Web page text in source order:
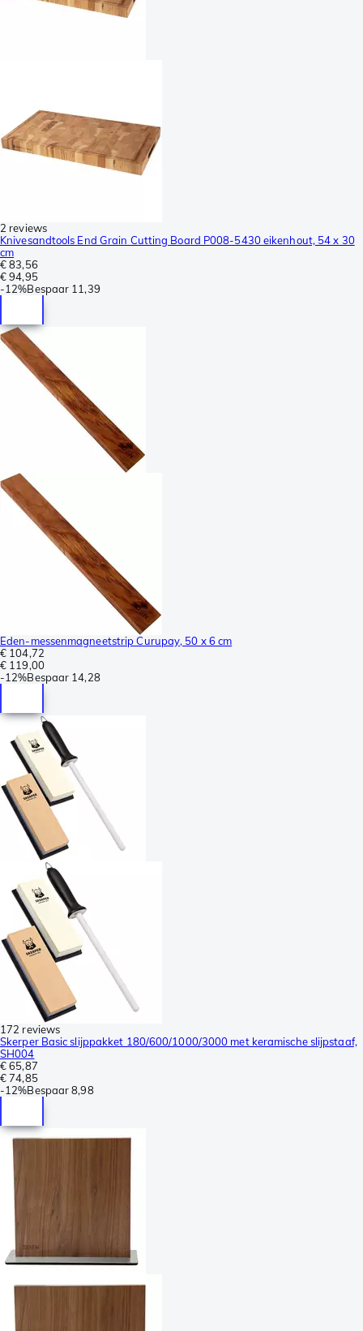
2 reviews
Knivesandtools End Grain Cutting Board P008-5430 eikenhout, 54 x 30
cm
€ 83,56
€ 94,95
-12%Bespaar 11,39
Eden-messenmagneetstrip Curupay, 50 x 6 cm
€ 104,72
€ 119,00
-12%Bespaar 14,28
172 reviews
Skerper Basic slijppakket 180/600/1000/3000 met keramische slijpstaaf,
SH004
€ 65,87
€ 74,85
-12%Bespaar 8,98